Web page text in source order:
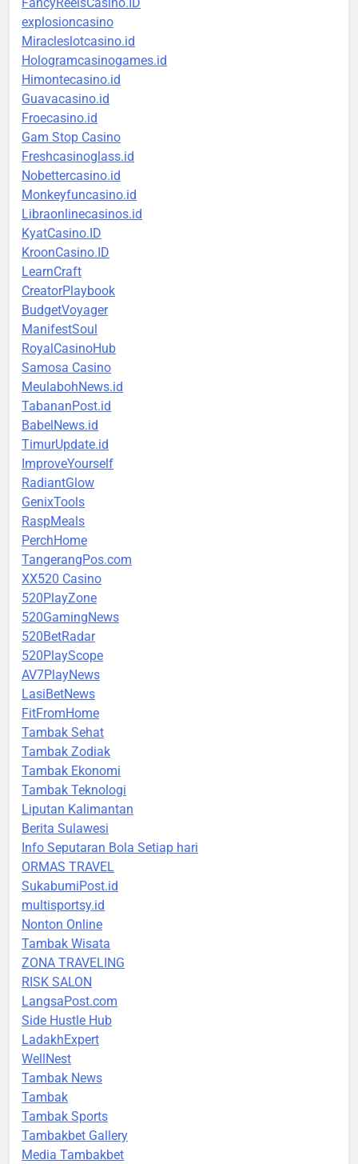
explosioncasino
Miracleslotcasino.id
Hologramcasinogames.id
Himontecasino.id
Guavacasino.id
Froecasino.id
Gam Stop Casino
Freshcasinoglass.id
Nobettercasino.id
Monkeyfuncasino.id
Libraonlinecasinos.id
KyatCasino.ID
KroonCasino.ID
LearnCraft
CreatorPlaybook
BudgetVoyager
ManifestSoul
RoyalCasinoHub
Samosa Casino
MeulabohNews.id
TabananPost.id
BabelNews.id
TimurUpdate.id
ImproveYourself
RadiantGlow
GenixTools
RaspMeals
PerchHome
TangerangPos.com
XX520 Casino
520PlayZone
520GamingNews
520BetRadar
520PlayScope
AV7PlayNews
LasiBetNews
FitFromHome
Tambak Sehat
Tambak Zodiak
Tambak Ekonomi
Tambak Teknologi
Liputan Kalimantan
Berita Sulawesi
Info Seputaran Bola Setiap hari
ORMAS TRAVEL
SukabumiPost.id
multisportsy.id
Nonton Online
Tambak Wisata
ZONA TRAVELING
RISK SALON
LangsaPost.com
Side Hustle Hub
LadakhExpert
WellNest
Tambak News
Tambak
Tambak Sports
Tambakbet Gallery
Media Tambakbet